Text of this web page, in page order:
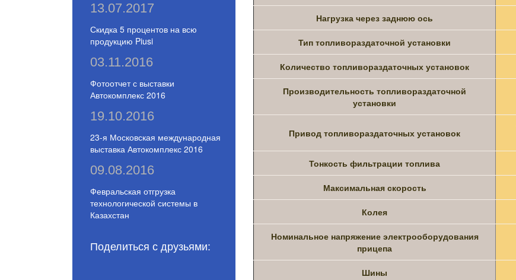
13.07.2017
Скидка 5 процентов на всю
продукцию Piusi
03.11.2016
Фотоотчет с выставки
Автокомплекс 2016
19.10.2016
23-я Московская международная
выставка Автокомплекс 2016
09.08.2016
Февральская отгрузка
технологической системы в
Казахстан
Поделиться с друзьями:
Нагрузка через заднюю ось
Тип топливораздаточной установки
Количество топливораздаточных установок
Производительность топливораздаточной
установки
Привод топливораздаточных установок
Тонкость фильтрации топлива
Максимальная скорость
Колея
Номинальное напряжение электрооборудования
прицепа
Шины